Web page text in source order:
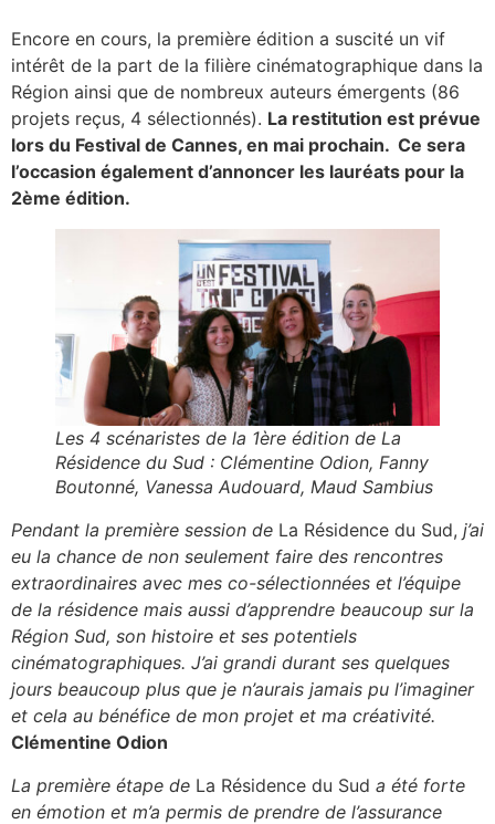
Encore en cours, la première édition a suscité un vif
intérêt de la part de la filière cinématographique dans la
Région ainsi que de nombreux auteurs émergents (86
projets reçus, 4 sélectionnés). La restitution est prévue
lors du Festival de Cannes, en mai prochain. Ce sera
l’occasion également d’annoncer les lauréats pour la
2ème édition.
Les 4 scénaristes de la 1ère édition de La
Résidence du Sud : Clémentine Odion, Fanny
Boutonné, Vanessa Audouard, Maud Sambius
Pendant la première session de La Résidence du Sud, j’ai
eu la chance de non seulement faire des rencontres
extraordinaires avec mes co-sélectionnées et l’équipe
de la résidence mais aussi d’apprendre beaucoup sur la
Région Sud, son histoire et ses potentiels
cinématographiques. J’ai grandi durant ses quelques
jours beaucoup plus que je n’aurais jamais pu l’imaginer
et cela au bénéfice de mon projet et ma créativité.
Clémentine Odion
La première étape de La Résidence du Sud a été forte
en émotion et m’a permis de prendre de l’assurance